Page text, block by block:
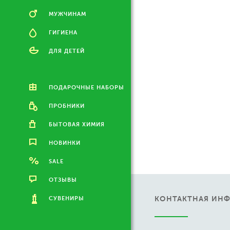
МУЖЧИНАМ
ГИГИЕНА
ДЛЯ ДЕТЕЙ
ПОДАРОЧНЫЕ НАБОРЫ
ПРОБНИКИ
БЫТОВАЯ ХИМИЯ
НОВИНКИ
SALE
ОТЗЫВЫ
СУВЕНИРЫ КОНТАКТНАЯ